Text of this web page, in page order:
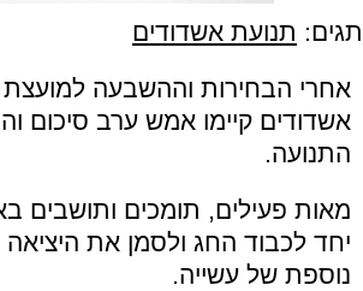
תגים: תנועת אשדודים
אחרי הבחירות וההשבעה
אשדודים קיימו אמש ערב סיכום
התנועה.
מאות פעילים, תומכים ותושבים
יחד לכבוד החג ולסמן את היציאה
נוספת של עשייה.